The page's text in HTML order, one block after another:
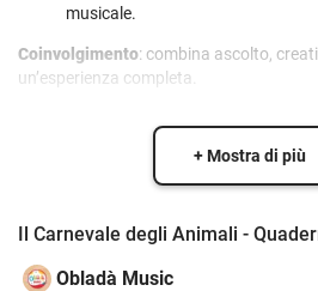
musicale.
Coinvolgimento: combina ascolto,
un’esperienza completa.
+ Mostra di più
Il Carnevale degli Animali -
Obladà Music